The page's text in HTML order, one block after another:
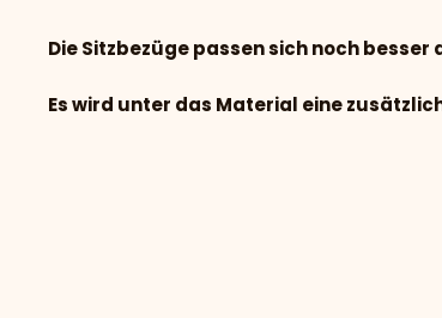
Die Sitzbezüge passen sich noch
Es wird unter das Material eine